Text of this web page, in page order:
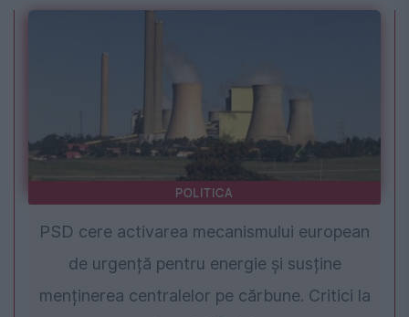
POLITICA
PSD cere activarea mecanismului european
de urgență pentru energie și susține
menținerea centralelor pe cărbune. Critici la